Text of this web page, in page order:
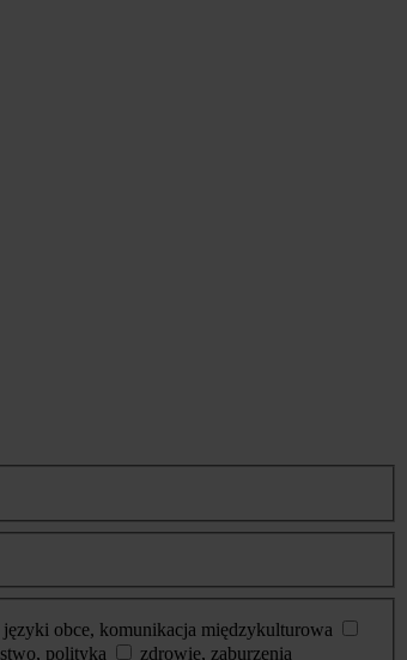
języki obce, komunikacja międzykulturowa
polityka
zdrowie, zaburzenia